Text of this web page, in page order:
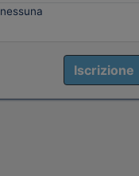
nessuna
Iscrizione